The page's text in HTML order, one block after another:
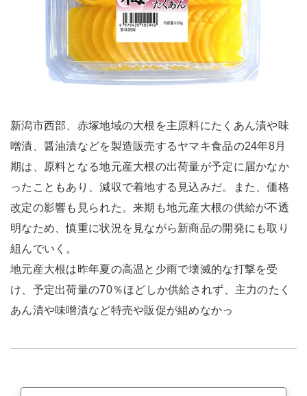
新潟市西部、赤塚地域の大根を主原料にたくあん漬や味
噌漬、醤油漬などを製造販売するヤマキ食品の24年8月
期は、原料となる地元産大根の出荷量が予定に届かなか
ったこともあり、減収で着地する見込みだ。また、価格
改定の影響も見られた。来期も地元産大根の供給が不透
明なため、慎重に状況を見ながら新商品の開発にも取り
組んでいく。
地元産大根は昨年夏の高温と少雨で壊滅的な打撃を受
け、予定出荷量の70％ほどしか供給されず、主力のたく
あん漬や味噌漬など特売や販促が組めなかっ